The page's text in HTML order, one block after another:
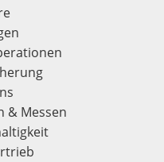
& Messen